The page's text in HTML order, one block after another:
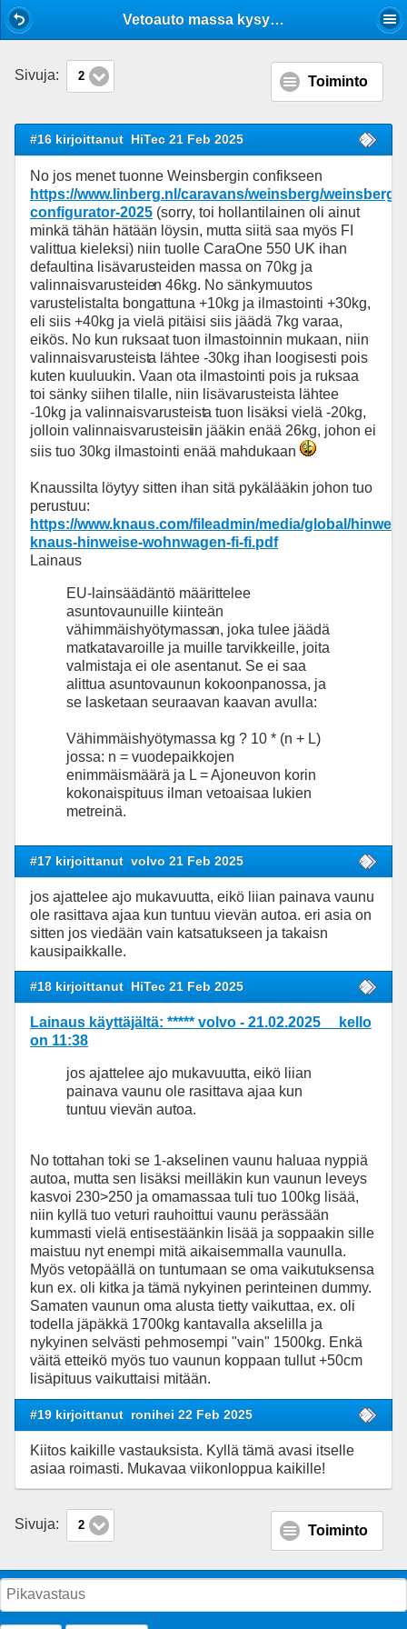
Vetoauto massa kysymys
Sivuja: 2 Toiminto
#16 kirjoittanut HiTec 21 Feb 2025
No jos menet tuonne Weinsbergin confikseen
https://www.linberg.nl/caravans/weinsberg/weinsberg-
configurator-2025 (sorry, toi hollantilainen oli ainut
minkä tähän hätään löysin, mutta siitä saa myös FI
valittua kieleksi) niin tuolle CaraOne 550 UK ihan
defaultina lisävarusteiden massa on 70kg ja
valinnaisvarusteiden 46kg. No sänkymuutos
varustelistalta bongattuna +10kg ja ilmastointi +30kg,
eli siis +40kg ja vielä pitäisi siis jäädä 7kg varaa,
eikös. No kun ruksaat tuon ilmastoinnin mukaan, niin
valinnaisvarusteista lähtee -30kg ihan loogisesti pois
kuten kuuluukin. Vaan ota ilmastointi pois ja ruksaa
toi sänky siihen tilalle, niin lisävarusteista lähtee
-10kg ja valinnaisvarusteista tuon lisäksi vielä -20kg,
jolloin valinnaisvarusteisiin jääkin enää 26kg, johon ei
siis tuo 30kg ilmastointi enää mahdukaan
Knaussilta löytyy sitten ihan sitä pykälääkin johon tuo
perustuu:
https://www.knaus.com/fileadmin/media/global/
knaus-hinweise-wohnwagen-fi-fi.pdf
Lainaus
EU-lainsäädäntö määrittelee
asuntovaunuille kiinteän
vähimmäishyötymassan, joka tulee jäädä
matkatavaroille ja muille tarvikkeille, joita
valmistaja ei ole asentanut. Se ei saa
alittua asuntovaunun kokoonpanossa, ja
se lasketaan seuraavan kaavan avulla:
Vähimmäishyötymassa kg ? 10 * (n + L)
jossa: n = vuodepaikkojen
enimmäismäärä ja L = Ajoneuvon korin
kokonaispituus ilman vetoaisaa lukien
metreinä.
#17 kirjoittanut volvo 21 Feb 2025
jos ajattelee ajo mukavuutta, eikö liian painava vaunu
ole rasittava ajaa kun tuntuu vievän autoa. eri asia on
sitten jos viedään vain katsatukseen ja takaisn
kausipaikkalle.
#18 kirjoittanut HiTec 21 Feb 2025
Lainaus käyttäjältä: ***** volvo - 21.02.2025 kello
on 11:38
jos ajattelee ajo mukavuutta, eikö liian
painava vaunu ole rasittava ajaa kun
tuntuu vievän autoa.
No tottahan toki se 1-akselinen vaunu haluaa nyppiä
autoa, mutta sen lisäksi meilläkin kun vaunun leveys
kasvoi 230>250 ja omamassaa tuli tuo 100kg lisää,
niin kyllä tuo veturi rauhoittui vaunu perässään
kummasti vielä entisestäänkin lisää ja soppaakin sille
maistuu nyt enempi mitä aikaisemmalla vaunulla.
Myös vetopäällä on tuntumaan se oma vaikutuksensa
kun ex. oli kitka ja tämä nykyinen perinteinen dummy.
Samaten vaunun oma alusta tietty vaikuttaa, ex. oli
todella jäpäkkä 1700kg kantavalla akselilla ja
nykyinen selvästi pehmosempi "vain" 1500kg. Enkä
väitä etteikö myös tuo vaunun koppaan tullut +50cm
lisäpituus vaikuttaisi mitään.
#19 kirjoittanut ronihei 22 Feb 2025
Kiitos kaikille vastauksista. Kyllä tämä avasi itselle
asiaa roimasti. Mukavaa viikonloppua kaikille!
Sivuja: 2 Toiminto